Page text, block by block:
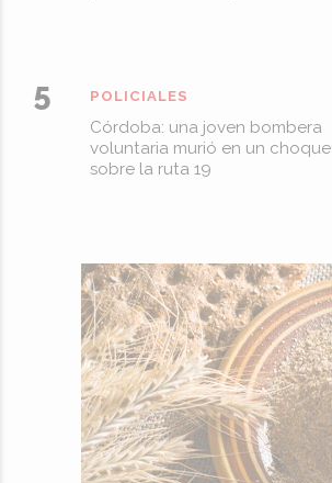
Córdoba: una joven bombera
voluntaria murió en un choque
sobre la ruta 19
POLICIALES